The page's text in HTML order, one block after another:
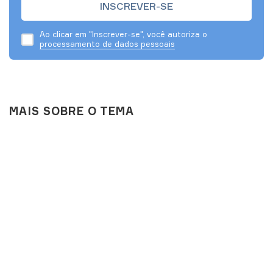
Ao clicar em "Inscrever-se", você autoriza o
processamento de dados pessoais
MAIS SOBRE O TEMA